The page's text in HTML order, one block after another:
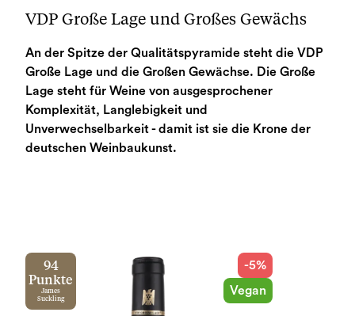
VDP Große Lage und Großes Gewächs
An der Spitze der Qualitätspyramide steht die VDP
Große Lage und die Großen Gewächse. Die Große
Lage steht für Weine von ausgesprochener
Komplexität, Langlebigkeit und
Unverwechselbarkeit - damit ist sie die Krone der
deutschen Weinbaukunst.
94
Punkte
James
Suckling
-5%
Vegan